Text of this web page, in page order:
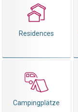
Residences
Campingplätze